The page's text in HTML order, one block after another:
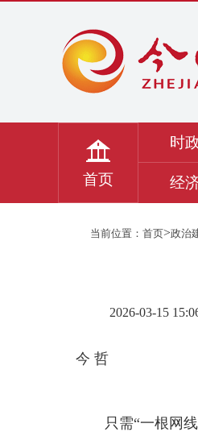
首页
时
经
当前位置： 首页>政治
2026-03-15
今 哲
只需“一根网